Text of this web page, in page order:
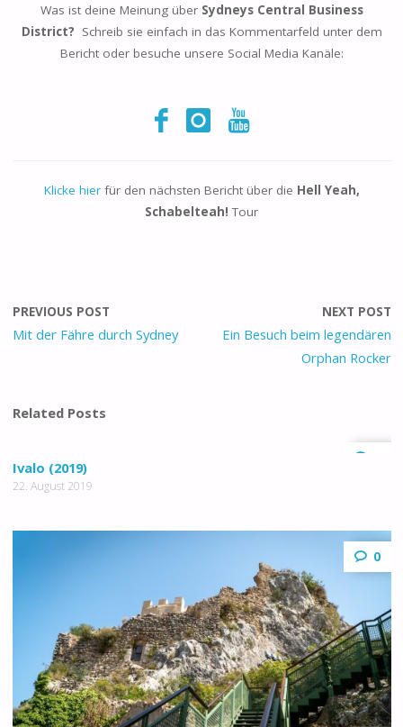
Was ist deine Meinung überSydneys Central Business
District? Schreib sie einfach in das Kommentarfeld unter dem
Bericht oder besuche unsere Social Media Kanäle:
Klicke hierfür den nächsten Bericht über die Hell Yeah,
Schabelteah! Tour
PREVIOUS POST
Mit der Fähre durch Sydney
NEXT POST
Ein Besuch beim legendären
Orphan Rocker
Related Posts
Ivalo (2019)
22. August 2019
0